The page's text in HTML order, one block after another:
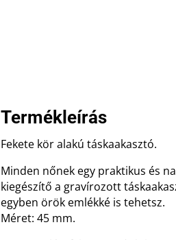
Termékleírás
Fekete kör alakú táskaakasztó.
Minden nőnek egy praktikus és
kiegészítő a gravírozott
egyben örök emlékké is tehetsz.
Méret: 45 mm.